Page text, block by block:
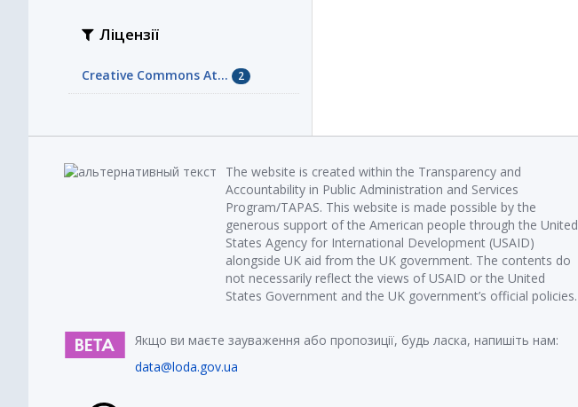
Ліцензії
Creative Commons At... 2
The website is created within the Transparency and
Accountability in Public Administration and Services
Program/TAPAS. This website is made possible by the
generous support of the American people through the United
States Agency for International Development (USAID)
alongside UK aid from the UK government. The contents do
not necessarily reflect the views of USAID or the United
States Government and the UK government’s official policies.
Якщо ви маєте зауваження або пропозиції, будь ласка, напишіть нам:
data@loda.gov.ua